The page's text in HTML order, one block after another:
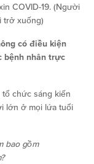
COVID-19. (Người
trở xuống)
có điều kiện
bệnh nhân trực
chức sáng kiến
lớn ở mọi lứa tuổi
bao gồm